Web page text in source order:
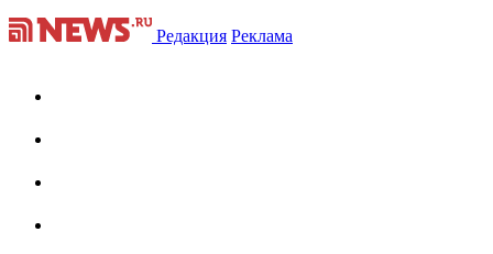
Редакция Реклама